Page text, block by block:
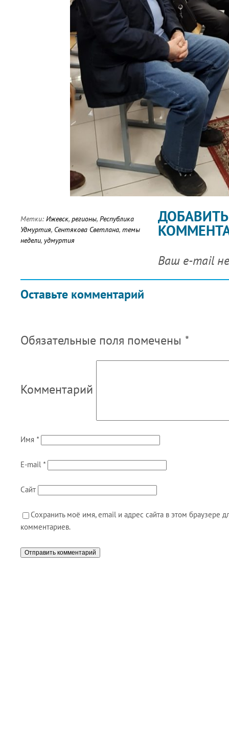
Метки: Ижевск, регионы, Республика
Удмуртия, Сентякова Светлана, темы
недели, удмуртия
Оставьте комментарий
ДОБАВИТЬ
Ваш e-mail
Обязательные поля помечены *
Комментарий
Имя *
E-mail *
Сайт
Сохранить моё имя, email и адрес сайта в этом браузере
комментариев.